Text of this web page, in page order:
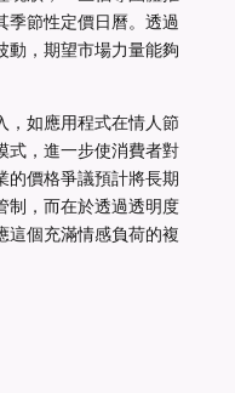
季節性定價日曆。透過
動，期望市場力量能夠
，如應用程式在情人節
式，進一步使消費者對
的價格爭議預計將長期
制，而在於透過透明度
這個充滿情感負荷的複